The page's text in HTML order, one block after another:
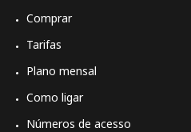
Comprar
Tarifas
Plano mensal
Como ligar
Números de acesso